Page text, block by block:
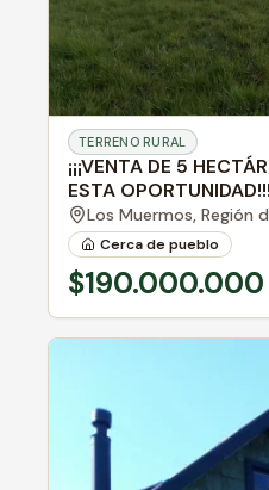
TERRENO RURAL
¡¡¡VENTA DE 5
ESTA OPORTUNIDAD!!!
Los Muermos, Región
Cerca de pueblo
$190.000.000